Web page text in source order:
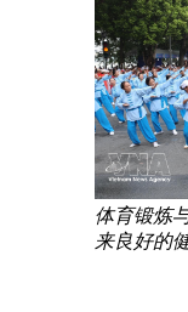
体育锻炼
来良好的